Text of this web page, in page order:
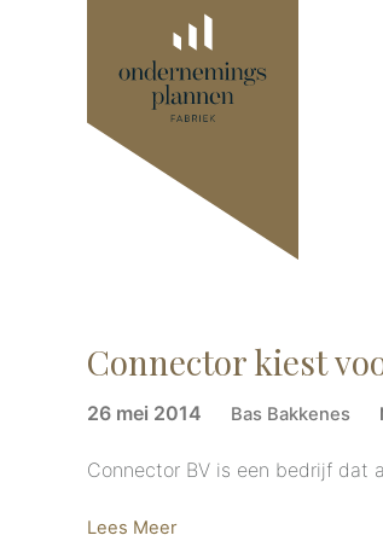
Connector kiest
26 mei 2014 Bas Bakkenes
Connector BV is een bedrijf dat
Lees Meer